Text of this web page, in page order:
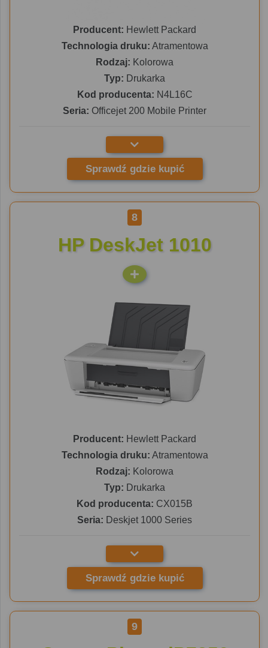
Producent: Hewlett Packard
Technologia druku: Atramentowa
Rodzaj: Kolorowa
Typ: Drukarka
Kod producenta: N4L16C
Seria: Officejet 200 Mobile Printer
Sprawdź gdzie kupić
8
HP DeskJet 1010
Producent: Hewlett Packard
Technologia druku: Atramentowa
Rodzaj: Kolorowa
Typ: Drukarka
Kod producenta: CX015B
Seria: Deskjet 1000 Series
Sprawdź gdzie kupić
9